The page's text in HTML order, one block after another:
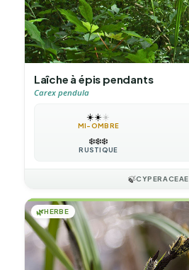
Laîche à épis pendants
Carex pendula
☀️☀️☀️
MI-OMBRE
❄️❄️❄️
RUSTIQUE
🍃CYPERACEAE
🌿HERBE